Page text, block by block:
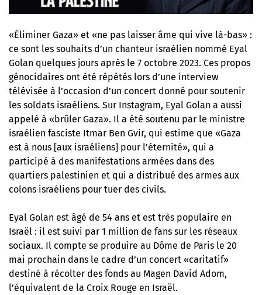
«Éliminer Gaza» et «ne pas laisser âme qui vive là-bas» :
ce sont les souhaits d’un chanteur israélien nommé Eyal
Golan quelques jours après le 7 octobre 2023. Ces propos
génocidaires ont été répétés lors d’une interview
télévisée à l’occasion d’un concert donné pour soutenir
les soldats israéliens. Sur Instagram, Eyal Golan a aussi
appelé à «brûler Gaza». Il a été soutenu par le ministre
israélien fasciste Itmar Ben Gvir, qui estime que «Gaza
est à nous [aux israéliens] pour l’éternité», qui a
participé à des manifestations armées dans des
quartiers palestinien et qui a distribué des armes aux
colons israéliens pour tuer des civils.
Eyal Golan est âgé de 54 ans et est très populaire en
Israël : il est suivi par 1 million de fans sur les réseaux
sociaux. Il compte se produire au Dôme de Paris le 20
mai prochain dans le cadre d’un concert «caritatif»
destiné à récolter des fonds au Magen David Adom,
l’équivalent de la Croix Rouge en Israël.